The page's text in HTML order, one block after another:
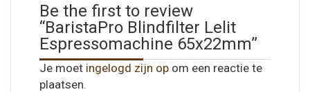
Be the first to review
“BaristaPro Blindfilter Lelit
Espressomachine 65x22mm”
Je moet ingelogd zijn op om een reactie te
plaatsen.